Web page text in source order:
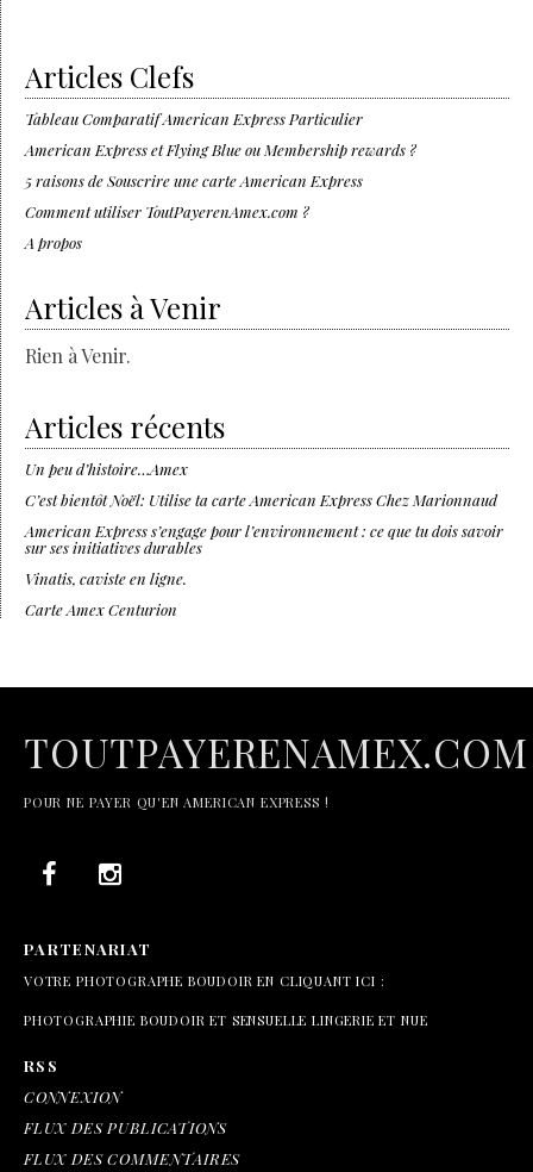
Articles Clefs
Tableau Comparatif American Express Particulier
American Express et Flying Blue ou Membership rewards ?
5 raisons de Souscrire une carte American Express
Comment utiliser ToutPayerenAmex.com ?
A propos
Articles à Venir
Rien à Venir.
Articles récents
Un peu d’histoire…Amex
C’est bientôt Noël: Utilise ta carte American Express Chez Marionnaud
American Express s’engage pour l’environnement : ce que tu dois savoir
sur ses initiatives durables
Vinatis, caviste en ligne.
Carte Amex Centurion
TOUTPAYERENAMEX.COM
POUR NE PAYER QU'EN AMERICAN EXPRESS !
PARTENARIAT
VOTRE PHOTOGRAPHE BOUDOIR EN CLIQUANT ICI :
PHOTOGRAPHIE BOUDOIR ET SENSUELLE LINGERIE ET NUE
RSS
CONNEXION
FLUX DES PUBLICATIONS
FLUX DES COMMENTAIRES